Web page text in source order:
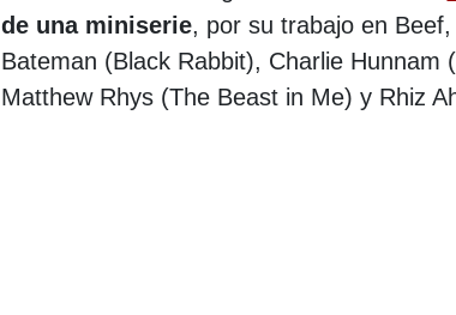
de una miniserie, por su trabajo en
Bateman (Black Rabbit), Charlie Hunnam
Matthew Rhys (The Beast in Me) y Rhiz